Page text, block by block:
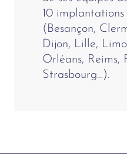
10
(Besançon,
Dijon, Lille,
Orléans, Reims,
Strasbourg…).